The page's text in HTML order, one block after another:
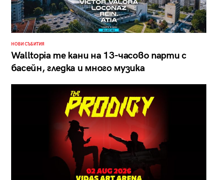
НОВИ СЪБИТИЯ
Walltopia те кани на 13-часово парти с
басейн, гледка и много музика